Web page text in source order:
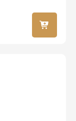
In jouw
winkel